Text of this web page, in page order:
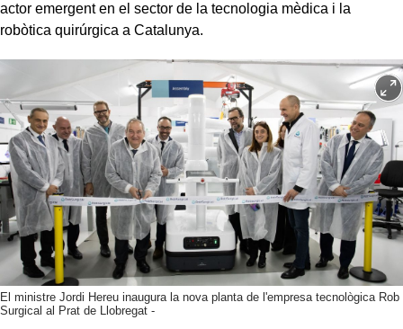
actor emergent en el sector de la tecnologia mèdica i la
robòtica quirúrgica a Catalunya.
El ministre Jordi Hereu inaugura la nova planta de l'empresa tecnològica Rob
Surgical al Prat de Llobregat -